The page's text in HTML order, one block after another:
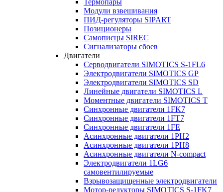
Термопары
Модули взвешивания
ПИД-регуляторы SIPART
Позиционеры
Самописцы SIREC
Сигнализаторы сбоев
Двигатели
Серводвигатели SIMOTICS S-1FL6
Электродвигатели SIMOTICS GP
Электродвигатели SIMOTICS SD
Линейные двигатели SIMOTICS L
Моментные двигатели SIMOTICS T
Синхронные двигатели 1FK7
Синхронные двигатели 1FT7
Синхронные двигатели 1FE
Асинхронные двигатели 1PH2
Асинхронные двигатели 1PH8
Асинхронные двигатели N-compact
Электродвигатели 1LG6
cамовентилируемые
Взрывозащищенные электродвигатели
Мотор-редукторы SIMOTICS S-1FK7